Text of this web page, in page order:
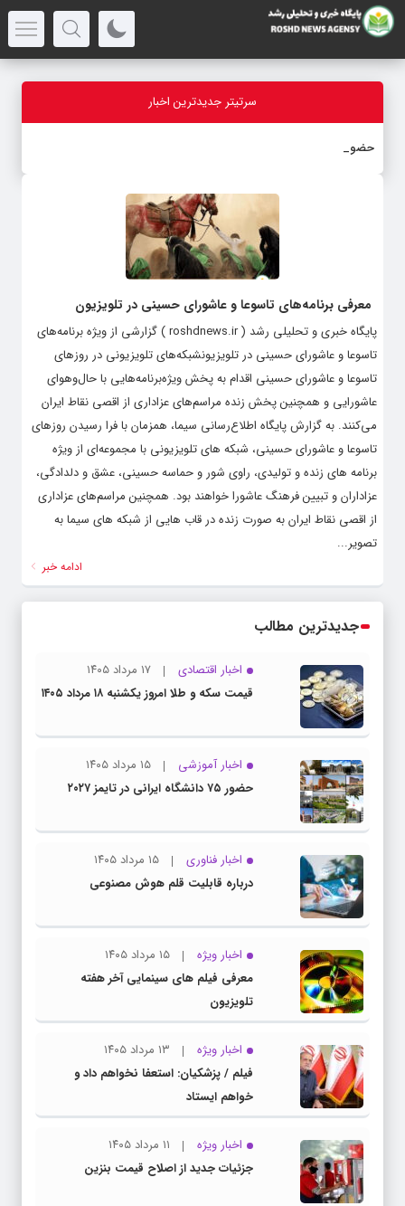
سرتیتر جدیدترین اخبار
حضور ۷۵
معرفی برنامه‌های تاسوعا و عاشورای حسینی در تلویزیون
پایگاه خبری و تحلیلی رشد ( roshdnews.ir ) گزارشی از ویژه برنامه‌های
تاسوعا و عاشورای حسینی در تلویزیونشبکه‌های تلویزیونی در روزهای
تاسوعا و عاشورای حسینی اقدام به پخش ویژه‌برنامه‌هایی با حال‌وهوای
عاشورایی و همچنین پخش زنده مراسم‌های عزاداری از اقصی نقاط ایران
می‌کنند. به گزارش پایگاه اطلاع‌رسانی سیما، همزمان با فرا رسیدن روزهای
تاسوعا و عاشورای حسینی، شبکه های تلویزیونی با مجموعه‌ای از ویژه
برنامه های زنده و تولیدی، راوی شور و حماسه حسینی، عشق و دلدادگی،
عزاداران و تبیین فرهنگ عاشورا خواهند بود. همچنین مراسم‌های عزاداری
از اقصی نقاط ایران به صورت زنده در قاب هایی از شبکه های سیما به
تصویر...
ادامه خبر
جدیدترین مطالب
اخبار اقتصادی
۱۷ مرداد ۱۴۰۵
قیمت سکه و طلا امروز یکشنبه ۱۸ مرداد ۱۴۰۵
اخبار آموزشی
۱۵ مرداد ۱۴۰۵
حضور ۷۵ دانشگاه ایرانی در تایمز ۲۰۲۷
اخبار فناوری
۱۵ مرداد ۱۴۰۵
درباره قابلیت قلم هوش مصنوعی
اخبار ویژه
۱۵ مرداد ۱۴۰۵
معرفی فیلم های سینمایی آخر هفته
تلویزیون
اخبار ویژه
۱۳ مرداد ۱۴۰۵
فیلم / پزشکیان: استعفا نخواهم داد و
خواهم ایستاد
اخبار ویژه
۱۱ مرداد ۱۴۰۵
جزئیات جدید از اصلاح قیمت بنزین